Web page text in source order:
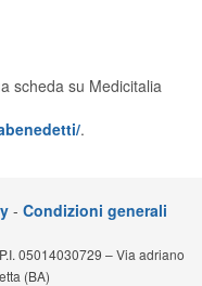
scheda su Medicitalia
.
- Condizioni generali
05014030729 – Via adriano
(BA)